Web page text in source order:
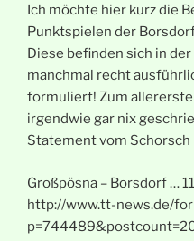
Ich möchte hier kurz die
Punktspielen der
Diese befinden sich in
manchmal recht
formuliert! Zum
irgendwie gar nix
Statement vom Schorsch
Großpösna – Borsdorf …
http://www.tt-news.de/